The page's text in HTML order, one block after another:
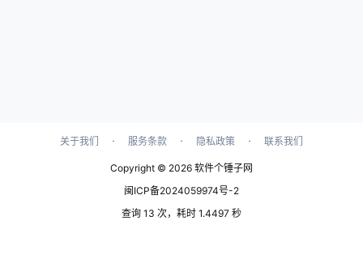
关于我们 · 服务条款 · 隐私政策 · 联系我们
Copyright © 2026 软件个锤子网
闽ICP备2024059974号-2
查询 13 次，耗时 1.4497 秒